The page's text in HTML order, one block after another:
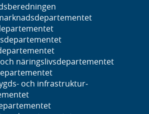
näringslivs­departementet
och infrastruktur­